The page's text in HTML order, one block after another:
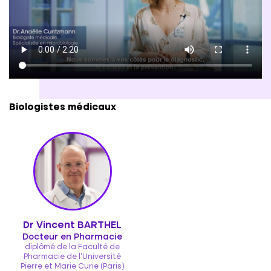
Biologistes médicaux
Dr Vincent BARTHEL
Docteur en Pharmacie
diplômé de la Faculté de
Pharmacie de l'Université
Pierre et Marie Curie (Paris)